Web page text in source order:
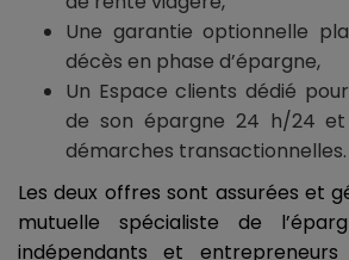
Une garantie optionnelle
décès en phase d’épargne,
Un Espace clients dédié
de son épargne 24 h/24
démarches transactionnelles.
Les deux offres sont assurées et
mutuelle spécialiste de
indépendants et